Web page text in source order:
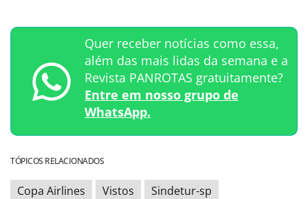
Quer receber notícias como essa,
além das mais lidas da semana e a
Revista PANROTAS gratuitamente?
Entre em nosso grupo de
WhatsApp.
TÓPICOS RELACIONADOS
Copa Airlines Vistos
Sindetur-sp